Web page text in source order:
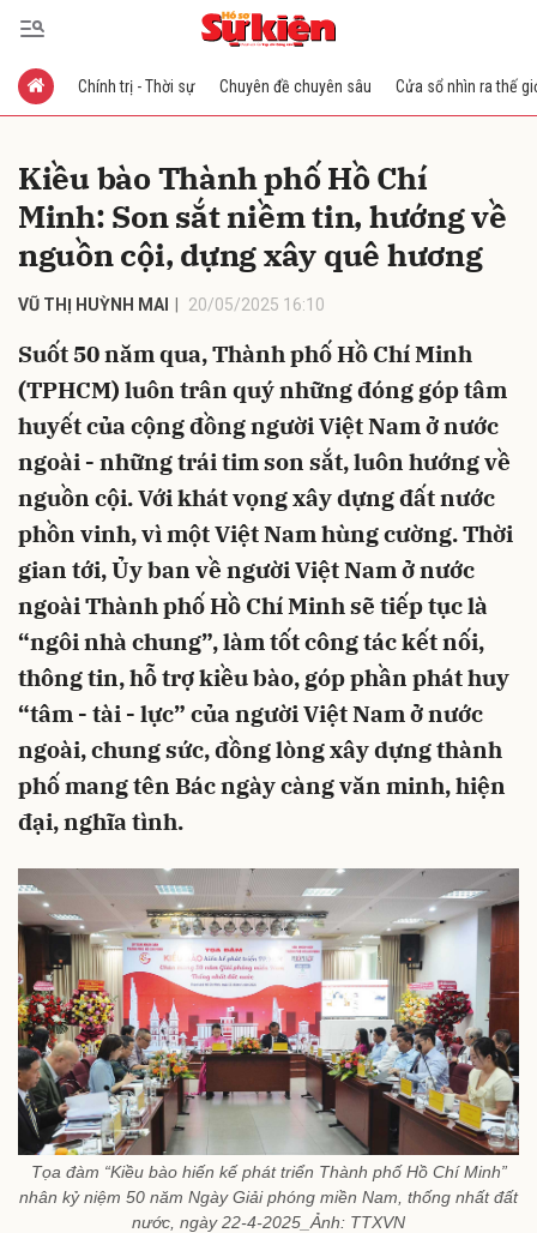
Chính trị - Thời sự Chuyên đề chuyên sâu Cửa sổ nhìn ra thế
Kiều bào Thành phố Hồ Chí
Minh: Son sắt niềm tin, hướng về
nguồn cội, dựng xây quê hương
VŨ THỊ HUỲNH MAI 20/05/2025 16:10
Suốt 50 năm qua, Thành phố Hồ Chí Minh
(TPHCM) luôn trân quý những đóng góp tâm
huyết của cộng đồng người Việt Nam ở nước
ngoài - những trái tim son sắt, luôn hướng về
nguồn cội. Với khát vọng xây dựng đất nước
phồn vinh, vì một Việt Nam hùng cường. Thời
gian tới, Ủy ban về người Việt Nam ở nước
ngoài Thành phố Hồ Chí Minh sẽ tiếp tục là
“ngôi nhà chung”, làm tốt công tác kết nối,
thông tin, hỗ trợ kiều bào, góp phần phát huy
“tâm - tài - lực” của người Việt Nam ở nước
ngoài, chung sức, đồng lòng xây dựng thành
phố mang tên Bác ngày càng văn minh, hiện
đại, nghĩa tình.
Tọa đàm “Kiều bào hiến kế phát triển Thành phố Hồ Chí Minh”
nhân kỷ niệm 50 năm Ngày Giải phóng miền Nam, thống nhất đất
nước, ngày 22-4-2025_Ảnh: TTXVN
Gửi bình luận
Hủy Gửi